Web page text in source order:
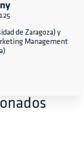
de Zaragoza) y
Management